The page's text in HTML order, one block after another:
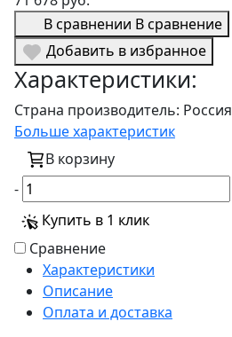
В сравнении В сравнение
Добавить в избранное
Характеристики:
Страна производитель: Россия
Больше характеристик
В корзину
-
Купить в 1 клик
Сравнение
Характеристики
Описание
Оплата и доставка